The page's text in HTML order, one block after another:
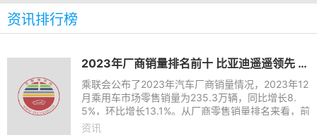
资讯排行榜
2023年厂商销量排名前十 比亚迪遥遥领先 长城垫底
乘联会公布了2023年汽车厂商销量情况，2023年12
月乘用车市场零售销量为235.3万辆，同比增长8.
5%，环比增长13.1%。从厂商零售销量排名来看，前
十的车企分别为比亚迪、一汽-大众、上汽大众、吉
资讯